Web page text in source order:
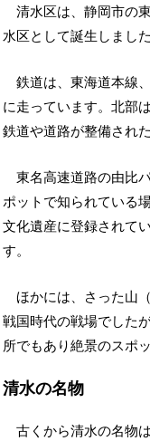
清水区は、静岡市の
水区として誕生しました
鉄道は、東海道本線
に走っています。北部
鉄道や道路が整備され
東名高速道路の由比
ポットで知られている
文化遺産に登録されて
す。
ほかには、さった山
戦国時代の戦場でした
所でもあり絶景のスポッ
清水の名物
古くから清水の名物